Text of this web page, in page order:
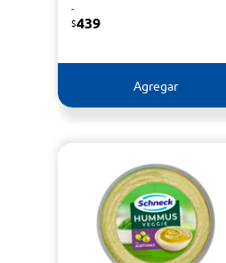
-
$439
Agregar